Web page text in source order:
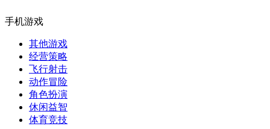
手机游戏
其他游戏
经营策略
飞行射击
动作冒险
角色扮演
休闲益智
体育竞技